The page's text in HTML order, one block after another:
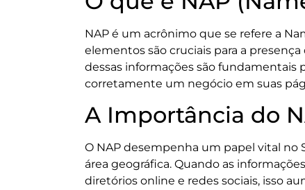
NAP é um acrônimo que se refere a
elementos são cruciais para a
dessas informações são fundamentais
corretamente um negócio em suas
A Importância do
O NAP desempenha um papel vital no
área geográfica. Quando as
diretórios online e redes sociais, isso